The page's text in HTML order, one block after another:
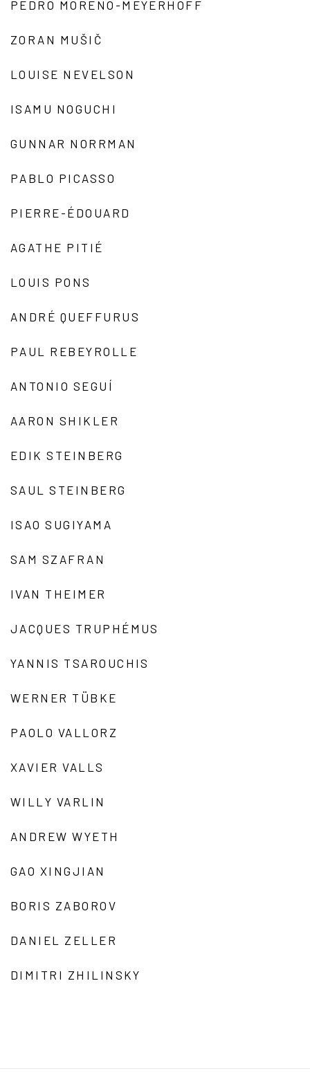
PEDRO MORENO-MEYERHOFF
ZORAN MUŠIČ
LOUISE NEVELSON
ISAMU NOGUCHI
GUNNAR NORRMAN
PABLO PICASSO
PIERRE-ÉDOUARD
AGATHE PITIÉ
LOUIS PONS
ANDRÉ QUEFFURUS
PAUL REBEYROLLE
ANTONIO SEGUÍ
AARON SHIKLER
EDIK STEINBERG
SAUL STEINBERG
ISAO SUGIYAMA
SAM SZAFRAN
IVAN THEIMER
JACQUES TRUPHÉMUS
YANNIS TSAROUCHIS
WERNER TÜBKE
PAOLO VALLORZ
XAVIER VALLS
WILLY VARLIN
ANDREW WYETH
GAO XINGJIAN
BORIS ZABOROV
DANIEL ZELLER
DIMITRI ZHILINSKY